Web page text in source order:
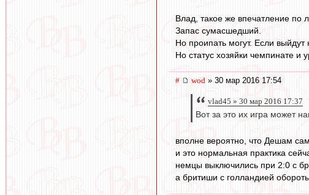
Влад, такое же впечатление по
Запас сумасшедший.
Но проипать могут. Если выйдут
Но статус хозяйки чемпинате и
# wod » 30 мар 2016 17:54
vlad45 » 30 мар 2016 17:37
Вот за это их игра может
вполне вероятно, что Дешам
и это нормальная практика
немцы выключились при 2:0 с
а бритиши с голландией